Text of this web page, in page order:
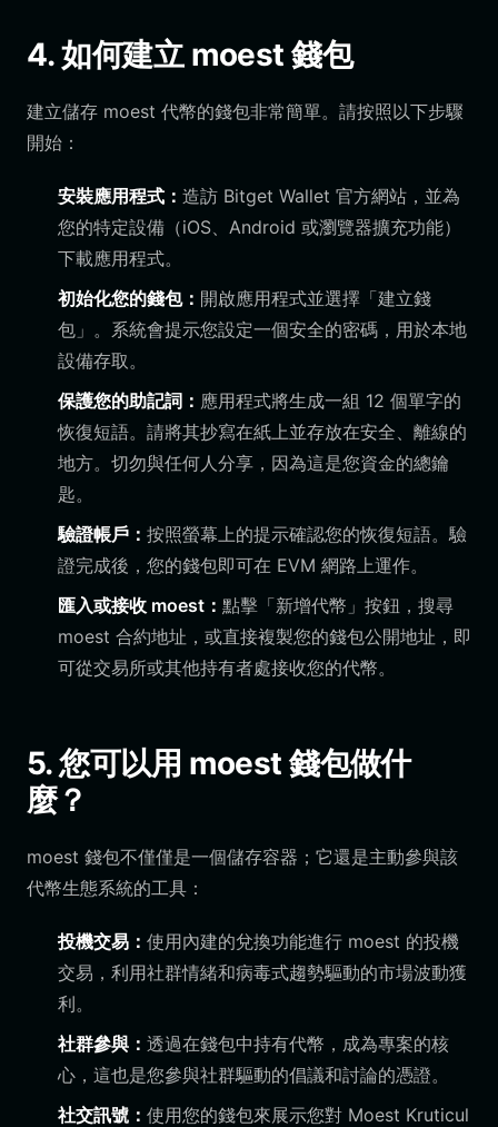
4. 如何建立 moest 錢包
建立儲存 moest 代幣的錢包非常簡單。請按照以下步驟
開始：
安裝應用程式： 造訪 Bitget Wallet 官方網站，並為
您的特定設備（iOS、Android 或瀏覽器擴充功能）
下載應用程式。
初始化您的錢包： 開啟應用程式並選擇「建立錢
包」。系統會提示您設定一個安全的密碼，用於本地
設備存取。
保護您的助記詞： 應用程式將生成一組 12 個單字的
恢復短語。請將其抄寫在紙上並存放在安全、離線的
地方。切勿與任何人分享，因為這是您資金的總鑰
匙。
驗證帳戶： 按照螢幕上的提示確認您的恢復短語。驗
證完成後，您的錢包即可在 EVM 網路上運作。
匯入或接收 moest： 點擊「新增代幣」按鈕，搜尋
moest 合約地址，或直接複製您的錢包公開地址，即
可從交易所或其他持有者處接收您的代幣。
5. 您可以用 moest 錢包做什
麼？
moest 錢包不僅僅是一個儲存容器；它還是主動參與該
代幣生態系統的工具：
投機交易： 使用內建的兌換功能進行 moest 的投機
交易，利用社群情緒和病毒式趨勢驅動的市場波動獲
利。
社群參與： 透過在錢包中持有代幣，成為專案的核
心，這也是您參與社群驅動的倡議和討論的憑證。
社交訊號： 使用您的錢包來展示您對 Moest Kruticul